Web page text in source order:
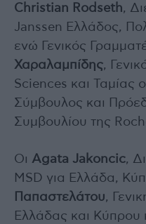
Christian Rodseth,
Janssen Ελλάδος,
ενώ Γενικός
Χαραλαμπίδης,
Sciences και Ταμίας ο
Σύμβουλος και
Συμβουλίου της
Οι Agata Jakoncic,
MSD για Ελλάδα,
Παπαστελάτου,
Ελλάδας και Κύπρου